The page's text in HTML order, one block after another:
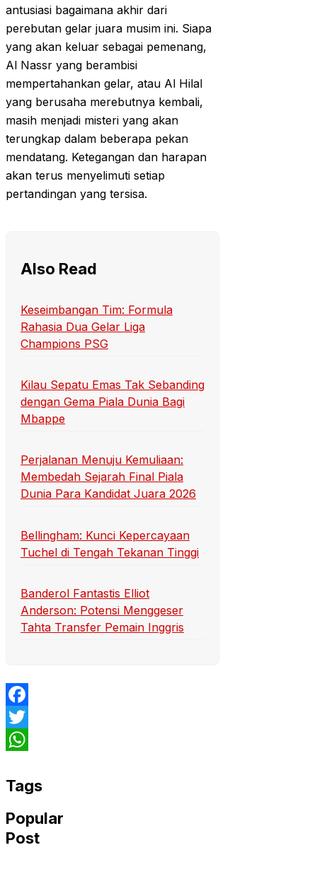
antusiasi bagaimana akhir dari
perebutan gelar juara musim ini. Siapa
yang akan keluar sebagai pemenang,
Al Nassr yang berambisi
mempertahankan gelar, atau Al Hilal
yang berusaha merebutnya kembali,
masih menjadi misteri yang akan
terungkap dalam beberapa pekan
mendatang. Ketegangan dan harapan
akan terus menyelimuti setiap
pertandingan yang tersisa.
Also Read
Keseimbangan Tim: Formula
Rahasia Dua Gelar Liga
Champions PSG
Kilau Sepatu Emas Tak Sebanding
dengan Gema Piala Dunia Bagi
Mbappe
Perjalanan Menuju Kemuliaan:
Membedah Sejarah Final Piala
Dunia Para Kandidat Juara 2026
Bellingham: Kunci Kepercayaan
Tuchel di Tengah Tekanan Tinggi
Banderol Fantastis Elliot
Anderson: Potensi Menggeser
Tahta Transfer Pemain Inggris
Facebook
Twitter
Tags
Popular
Post